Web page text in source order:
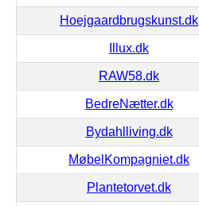
Hoejgaardbrugskunst.dk
Illux.dk
RAW58.dk
BedreNætter.dk
Bydahlliving.dk
MøbelKompagniet.dk
Plantetorvet.dk